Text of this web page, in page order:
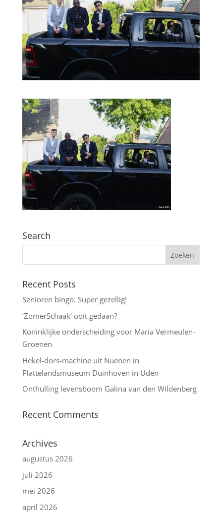
Search
Recent Posts
Senioren bingo: Super gezellig!
‘ZomerSchaak’ ooit gedaan?
Koninklijke onderscheiding voor Maria Vermeulen-
Groenen
Hekel-dors-machine uit Nuenen in
Plattelandsmuseum Duinhoven in Uden
Onthulling levensboom Galina van den Wildenberg
Recent Comments
Archives
augustus 2026
juli 2026
mei 2026
april 2026